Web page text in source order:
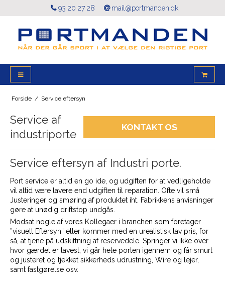
93 20 27 28 mail@portmanden.dk
Forside / Service eftersyn
Service af
industriporte
KONTAKT OS
Service eftersyn af Industri porte.
Port service er altid en go ide, og udgiften for at vedligeholde
vil altid være lavere end udgiften til reparation. Ofte vil små
Justeringer og smøring af produktet iht. Fabrikkens anvisninger
gøre at unødig driftstop undgås.
Modsat nogle af vores Kollegaer i branchen som foretager
”visuelt Eftersyn” eller kommer med en urealistisk lav pris, for
så, at tjene på udskiftning af reservedele. Springer vi ikke over
hvor gærdet er lavest, vi går hele porten igennem og får smurt
og justeret og tjekket sikkerheds udrustning, Wire og lejer,
samt fastgørelse osv.